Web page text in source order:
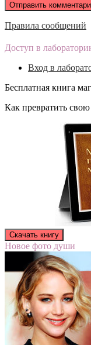
Правила сообщений
Доступ в
Вход в
Бесплатная книга
Как превратить
Новое фото души